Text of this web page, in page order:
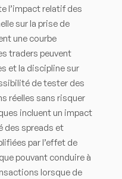
l’impact relatif des
sur la prise de
une courbe
traders peuvent
et la discipline sur
de tester des
réelles sans risquer
incluent un impact
des spreads et
par l’effet de
pouvant conduire à
lorsque de